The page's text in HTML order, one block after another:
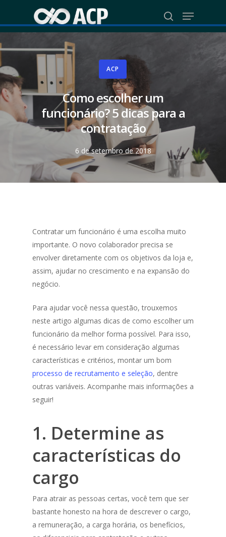
main
content
search
Menu
ACP
Como escolher um
funcionário? 5 dicas para a
contratação
6 de setembro de 2018
Contratar um funcionário é uma escolha muito
importante. O novo colaborador precisa se
envolver diretamente com os objetivos da loja e,
assim, ajudar no crescimento e na expansão do
negócio.
Para ajudar você nessa questão, trouxemos
neste artigo algumas dicas de como escolher um
funcionário da melhor forma possível. Para isso,
é necessário levar em consideração algumas
características e critérios, montar um bom
processo de recrutamento e seleção, dentre
outras variáveis. Acompanhe mais informações a
seguir!
1. Determine as
características do
cargo
Para atrair as pessoas certas, você tem que ser
bastante honesto na hora de descrever o cargo,
a remuneração, a carga horária, os benefícios,
Close